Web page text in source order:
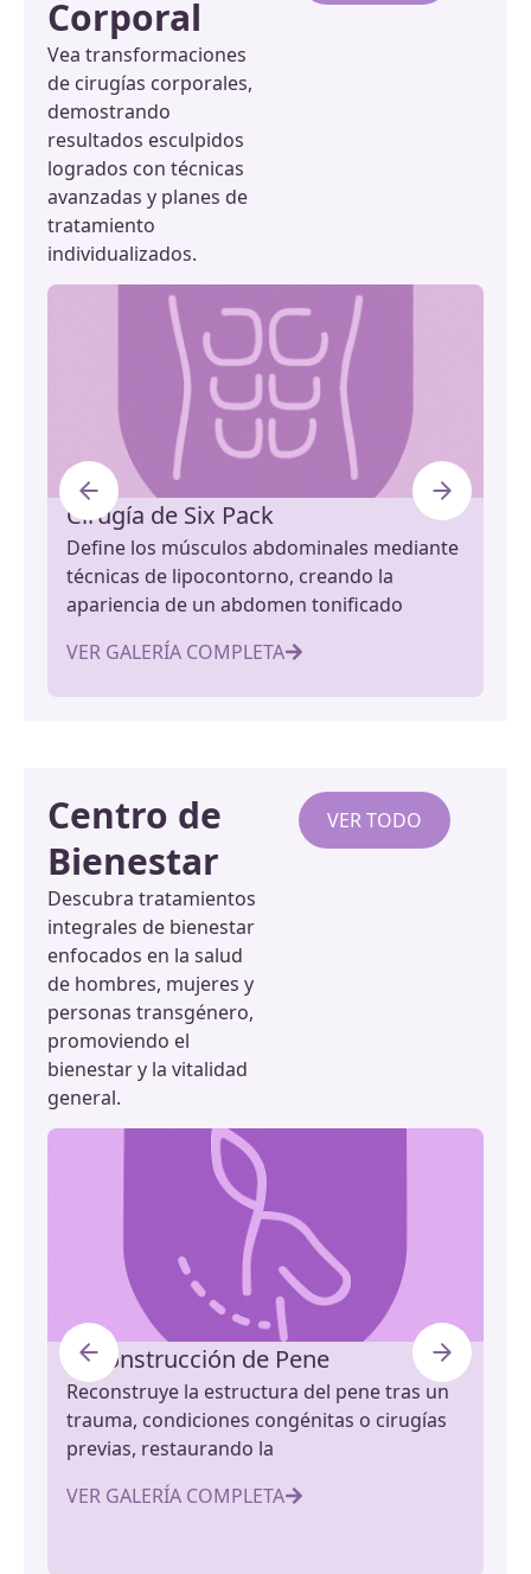
Corporal
Vea transformaciones
de cirugías corporales,
demostrando
resultados esculpidos
logrados con técnicas
avanzadas y planes de
tratamiento
individualizados.
Cirugía de Six Pack
Define los músculos abdominales mediante
técnicas de lipocontorno, creando la
apariencia de un abdomen tonificado
VER GALERÍA COMPLETA
Centro de
Bienestar
Descubra tratamientos
integrales de bienestar
enfocados en la salud
de hombres, mujeres y
personas transgénero,
promoviendo el
bienestar y la vitalidad
general.
VER TODO
Reconstrucción de Pene
Reconstruye la estructura del pene tras un
trauma, condiciones congénitas o cirugías
previas, restaurando la
VER GALERÍA COMPLETA